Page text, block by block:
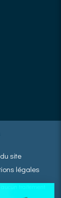
site
légales
traitement